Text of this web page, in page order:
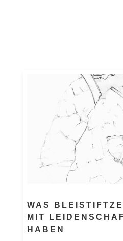
WAS
MIT
HABEN